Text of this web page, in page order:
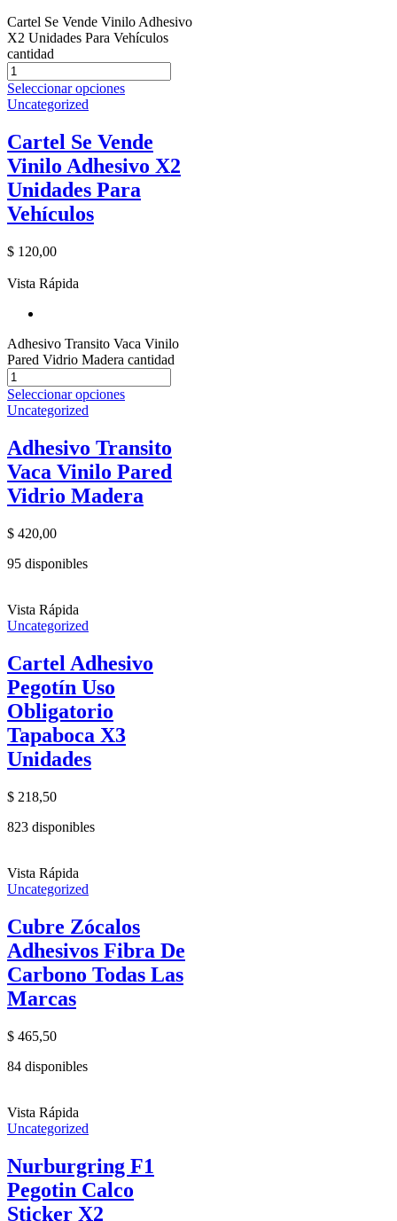
Cartel Se Vende Vinilo Adhesivo
X2 Unidades Para Vehículos
cantidad
Seleccionar opciones
Uncategorized
Cartel Se Vende
Vinilo Adhesivo X2
Unidades Para
Vehículos
$ 120,00
Vista Rápida
Adhesivo Transito Vaca Vinilo
Pared Vidrio Madera cantidad
Seleccionar opciones
Uncategorized
Adhesivo Transito
Vaca Vinilo Pared
Vidrio Madera
$ 420,00
95 disponibles
Vista Rápida
Uncategorized
Cartel Adhesivo
Pegotín Uso
Obligatorio
Tapaboca X3
Unidades
$ 218,50
823 disponibles
Vista Rápida
Uncategorized
Cubre Zócalos
Adhesivos Fibra De
Carbono Todas Las
Marcas
$ 465,50
84 disponibles
Vista Rápida
Uncategorized
Nurburgring F1
Pegotin Calco
Sticker X2